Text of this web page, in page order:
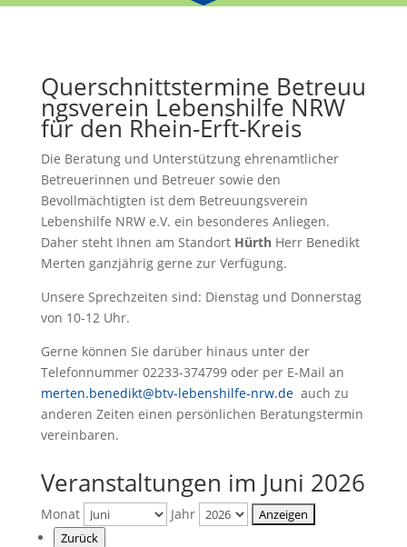
Querschnittstermine Betreuu
ngsverein Lebenshilfe NRW
für den Rhein-Erft-Kreis
Die Beratung und Unterstützung ehrenamtlicher
Betreuerinnen und Betreuer sowie den
Bevollmächtigten ist dem Betreuungsverein
Lebenshilfe NRW e.V. ein besonderes Anliegen.
Daher steht Ihnen am Standort Hürth Herr Benedikt
Merten ganzjährig gerne zur Verfügung.
Unsere Sprechzeiten sind: Dienstag und Donnerstag
von 10-12 Uhr.
Gerne können Sie darüber hinaus unter der
Telefonnummer 02233-374799 oder per E-Mail an
merten.benedikt@btv-lebenshilfe-nrw.de auch zu
anderen Zeiten einen persönlichen Beratungstermin
vereinbaren.
Veranstaltungen im Juni 2026
Monat Jahr
Zurück